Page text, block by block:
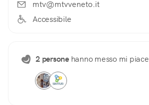
mtv@mtvveneto.it
Accessibile
2 personehanno messo mi piace